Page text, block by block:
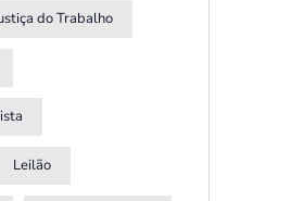
do Trabalho
Leilão